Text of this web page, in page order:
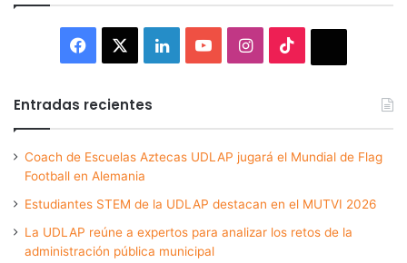
Facebook LinkedInYouTubeInstagram
Entradas recientes
Coach de Escuelas Aztecas UDLAP jugará el Mundial de Flag
Football en Alemania
Estudiantes STEM de la UDLAP destacan en el MUTVI 2026
La UDLAP reúne a expertos para analizar los retos de la
administración pública municipal